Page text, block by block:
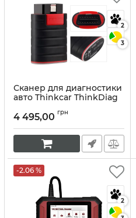
2
3
Сканер для диагностики
авто Thinkcar ThinkDiag
4 495,00 грн
-2.06 %
2